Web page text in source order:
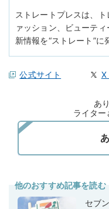
ストレートプレスは、
ァッション、ビューテ
新情報を“ストレート”に
公式サイト X
あ
ライター
他のおすすめ記事を読む
セブ